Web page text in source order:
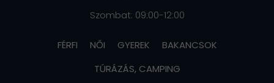
Szombat: 09:00-12:00
FÉRFI NŐI GYEREK
BAKANCSOK
TÚRÁZÁS, CAMPING